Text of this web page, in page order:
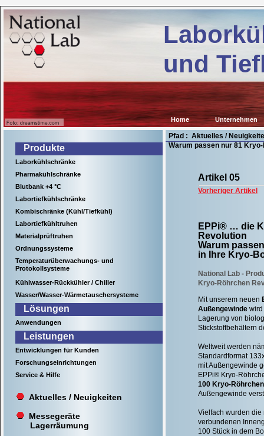
und
Home Unternehmen
Produkte
Laborkühlschränke
Pharmakühlschränke
Blutbank +4 °C
Labortiefkühlschränke
Kombischränke (Kühl/Tiefkühl)
Labortiefkühltruhen
Materialprüftruhen
Ordnungssysteme
Temperaturüberwachungs- und
Protokollsysteme
Kühlwasser-Rückkühler / Chiller
Wasser/Wasser-Wärmetauschersysteme
Lösungen
Anwendungen
Leistungen
Entwicklungen für Kunden
Forschungseinrichtungen
Service & Hilfe
Aktuelles / Neuigkeiten
Messegeräte
Lagerräumung
Pfad : Aktuelles /
Warum passen nur 81
Artikel 05
Vorheriger Artikel
EPPi® … die
Revolution
Warum
in Ihre Kryo-
National Lab -
Kryo-Röhrchen
Mit unserem neuen
Außengewinde wird
Lagerung von
Stickstoffbehältern
Weltweit werden
Standardformat
mit Außengewinde
EPPi® Kryo-
100 Kryo-Röhrchen
Außengewinde
Vielfach wurden die
verbundenen
100 Stück in dem
Kühl-
und
Tiefkühlgeräte
für
wissenschaftliche
Einrichtungen,
Krankenhäuser
für
viele
Anwendungen
in
der